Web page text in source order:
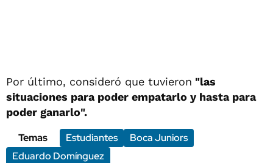
Por último, consideró que tuvieron "las
situaciones para poder empatarlo y hasta para
poder ganarlo".
Temas
Estudiantes
Boca Juniors
Eduardo Domínguez